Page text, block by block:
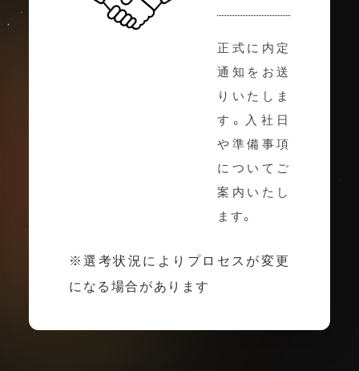
正式に内定
通知をお送
りいたしま
す。入社日
や準備事項
についてご
案内いたし
ます。
※選考状況によりプロセスが変更
になる場合があります